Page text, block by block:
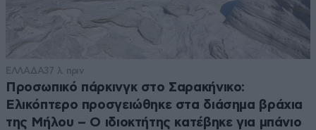
ΕΛΛΑΔΑ37 λ. πριν
Προσωπικό πάρκινγκ στο Σαρακήνικο:
Ελικόπτερο προσγειώθηκε στα διάσημα βράχια
της Μήλου – Ο ιδιοκτήτης κατέβηκε για μπάνιο